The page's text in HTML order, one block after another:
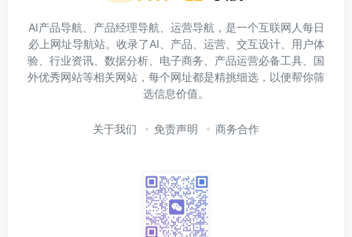
AI产品导航、产品经理导航、运营导航，是一个互联网人每日
必上网址导航站。收录了AI、产品、运营、交互设计、用户体
验、行业资讯、数据分析、电子商务、产品运营必备工具、国
外优秀网站等相关网站，每个网址都是精挑细选，以便帮你筛
选信息价值。
关于我们 免责声明 商务合作